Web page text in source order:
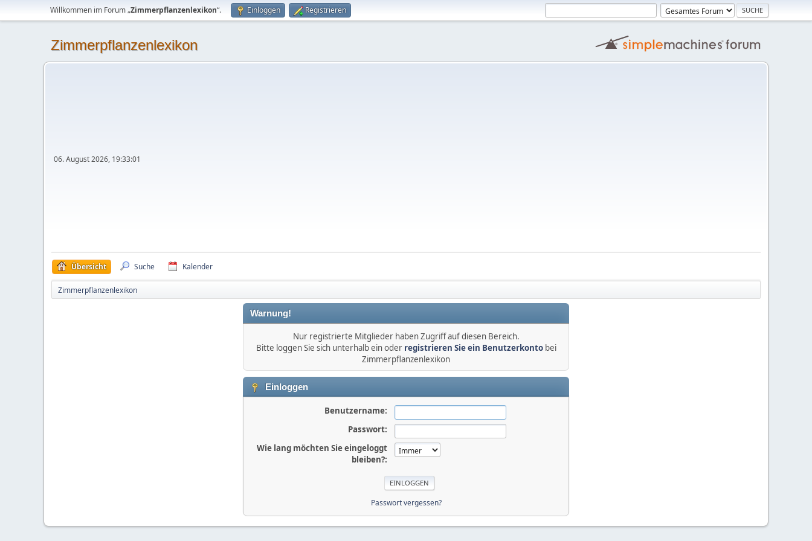
Willkommen im Forum „Zimmerpflanzenlexikon“. Einloggen Registrieren
Zimmerpflanzenlexikon
06. August 2026, 19:33:01
Übersicht Suche Kalender
Zimmerpflanzenlexikon
Warnung!
Nur registrierte Mitglieder haben Zugriff auf diesen Bereich.
Bitte loggen Sie sich unterhalb ein oder registrieren Sie ein Benutzerkontobei
Zimmerpflanzenlexikon
Einloggen
Benutzername:
Passwort:
Wie lang möchten Sie eingeloggt
bleiben?:
Passwort vergessen?